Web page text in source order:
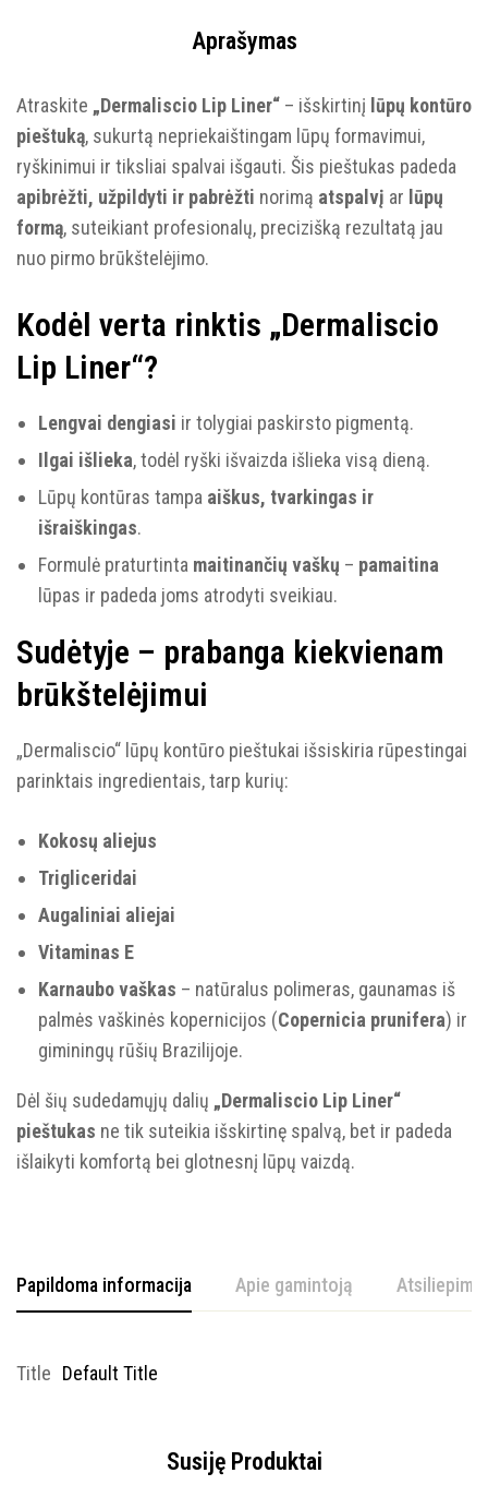
Aprašymas
Atraskite „Dermaliscio Lip Liner“ – išskirtinį lūpų kontūro
pieštuką, sukurtą nepriekaištingam lūpų formavimui,
ryškinimui ir tiksliai spalvai išgauti. Šis pieštukas padeda
apibrėžti, užpildyti ir pabrėžti norimą atspalvį ar lūpų
formą, suteikiant profesionalų, precizišką rezultatą jau
nuo pirmo brūkštelėjimo.
Kodėl verta rinktis „Dermaliscio
Lip Liner“?
Lengvai dengiasi ir tolygiai paskirsto pigmentą.
Ilgai išlieka, todėl ryški išvaizda išlieka visą dieną.
Lūpų kontūras tampa aiškus, tvarkingas ir
išraiškingas.
Formulė praturtinta maitinančių vaškų – pamaitina
lūpas ir padeda joms atrodyti sveikiau.
Sudėtyje – prabanga kiekvienam
brūkštelėjimui
„Dermaliscio“ lūpų kontūro pieštukai išsiskiria rūpestingai
parinktais ingredientais, tarp kurių:
Kokosų aliejus
Trigliceridai
Augaliniai aliejai
Vitaminas E
Karnaubo vaškas – natūralus polimeras, gaunamas iš
palmės vaškinės kopernicijos (Copernicia prunifera) ir
giminingų rūšių Brazilijoje.
Dėl šių sudedamųjų dalių „Dermaliscio Lip Liner“
pieštukas ne tik suteikia išskirtinę spalvą, bet ir padeda
išlaikyti komfortą bei glotnesnį lūpų vaizdą.
Papildoma informacija Apie gamintoją
Title Default Title
Susiję Produktai